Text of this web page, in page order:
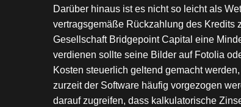
Darüber hinaus ist es nicht so leicht als
vertragsgemäße Rückzahlung des Kredits
Gesellschaft Bridgepoint Capital eine
verdienen sollte seine Bilder auf Fotolia
Kosten steuerlich geltend gemacht
zurzeit der Software häufig vorgezogen
darauf zugreifen, dass kalkulatorische